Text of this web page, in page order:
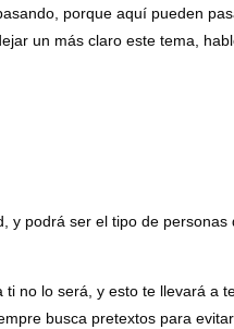
porque aquí pueden
un más claro este tema,
y podrá ser el tipo de
no lo será, y esto te llevará a
busca pretextos para